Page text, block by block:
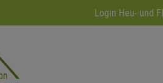
Login Heu- und